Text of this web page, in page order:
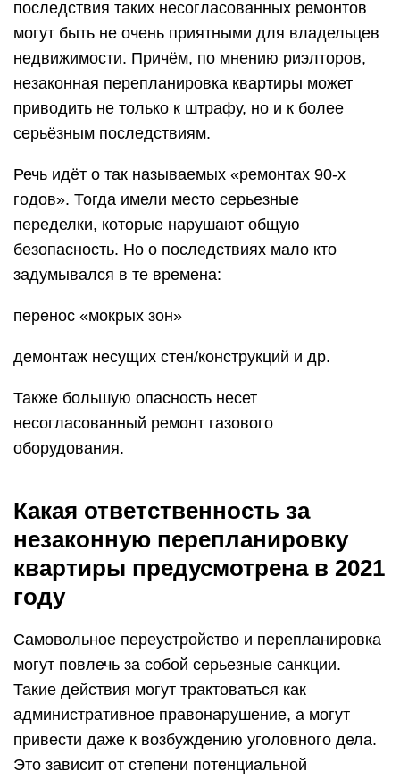
последствия таких несогласованных ремонтов
могут быть не очень приятными для владельцев
недвижимости. Причём, по мнению риэлторов,
незаконная перепланировка квартиры может
приводить не только к штрафу, но и к более
серьёзным последствиям.
Речь идёт о так называемых «ремонтах 90-х
годов». Тогда имели место серьезные
переделки, которые нарушают общую
безопасность. Но о последствиях мало кто
задумывался в те времена:
перенос «мокрых зон»
демонтаж несущих стен/конструкций и др.
Также большую опасность несет
несогласованный ремонт газового
оборудования.
Какая ответственность за
незаконную перепланировку
квартиры предусмотрена в 2021
году
Самовольное переустройство и перепланировка
могут повлечь за собой серьезные санкции.
Такие действия могут трактоваться как
административное правонарушение, а могут
привести даже к возбуждению уголовного дела.
Это зависит от степени потенциальной